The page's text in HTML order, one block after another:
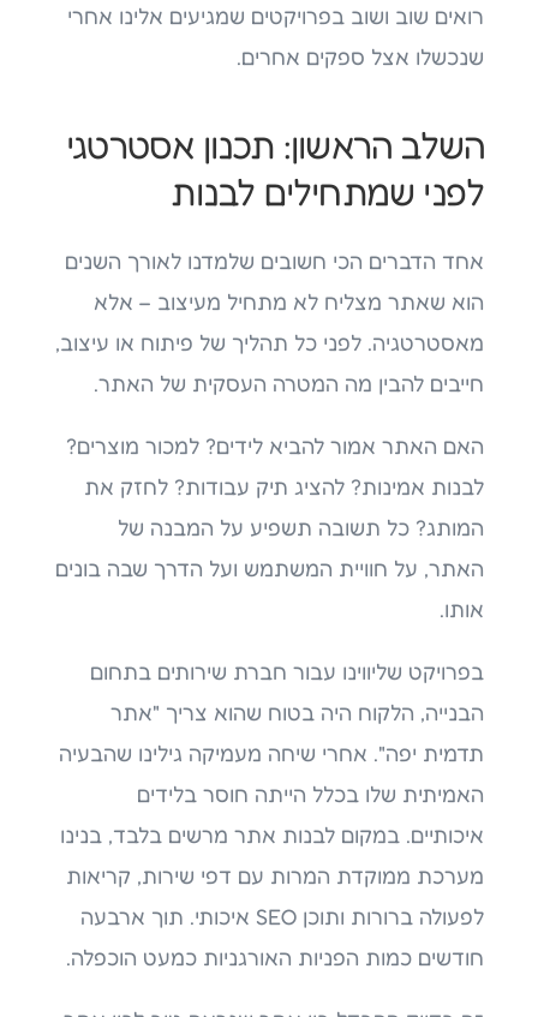
רואים שוב ושוב בפרויקטים שמגיעים אלינו אחרי
שנכשלו אצל ספקים אחרים.
השלב הראשון: תכנון אסטרטגי
לפני שמתחילים לבנות
אחד הדברים הכי חשובים שלמדנו לאורך השנים
הוא שאתר מצליח לא מתחיל מעיצוב – אלא
מאסטרטגיה. לפני כל תהליך של פיתוח או עיצוב,
חייבים להבין מה המטרה העסקית של האתר.
האם האתר אמור להביא לידים? למכור מוצרים?
לבנות אמינות? להציג תיק עבודות? לחזק את
המותג? כל תשובה תשפיע על המבנה של
האתר, על חוויית המשתמש ועל הדרך שבה בונים
אותו.
בפרויקט שליווינו עבור חברת שירותים בתחום
הבנייה, הלקוח היה בטוח שהוא צריך "אתר
תדמית יפה". אחרי שיחה מעמיקה גילינו שהבעיה
האמיתית שלו בכלל הייתה חוסר בלידים
איכותיים. במקום לבנות אתר מרשים בלבד, בנינו
מערכת ממוקדת המרות עם דפי שירות, קריאות
לפעולה ברורות ותוכן SEO איכותי. תוך ארבעה
חודשים כמות הפניות האורגניות כמעט הוכפלה.